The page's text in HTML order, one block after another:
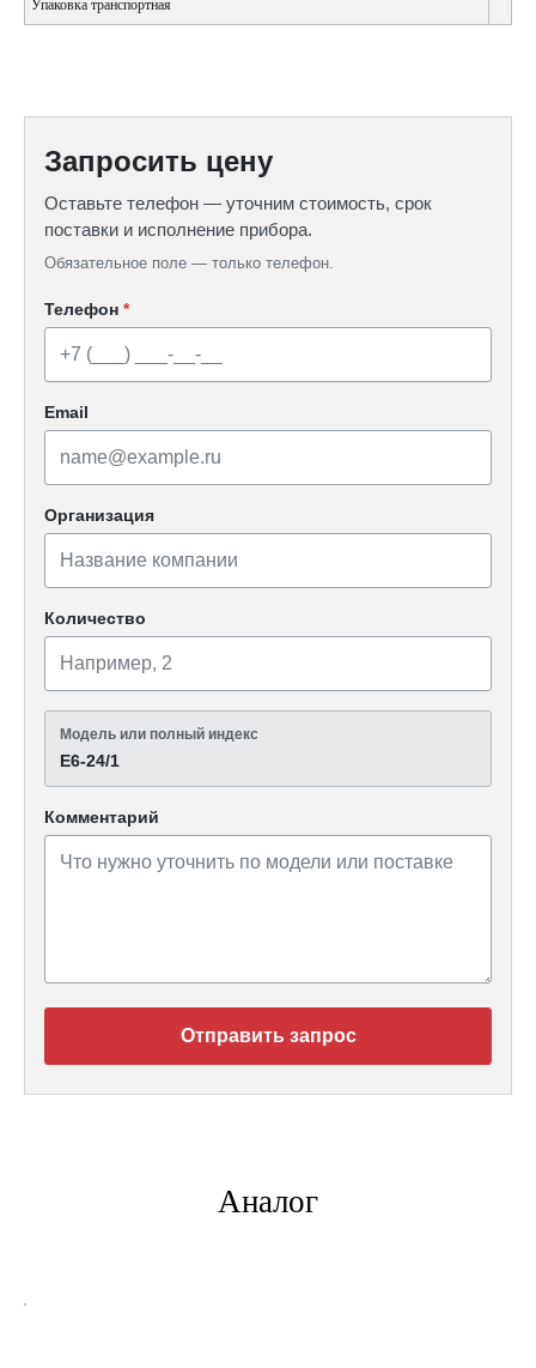
Упаковка транспортная
Запросить цену
Оставьте телефон — уточним стоимость, срок
поставки и исполнение прибора.
Обязательное поле — только телефон.
Телефон *
Email
Организация
Количество
Модель или полный индекс
Е6-24/1
Комментарий
Отправить запрос
Аналог